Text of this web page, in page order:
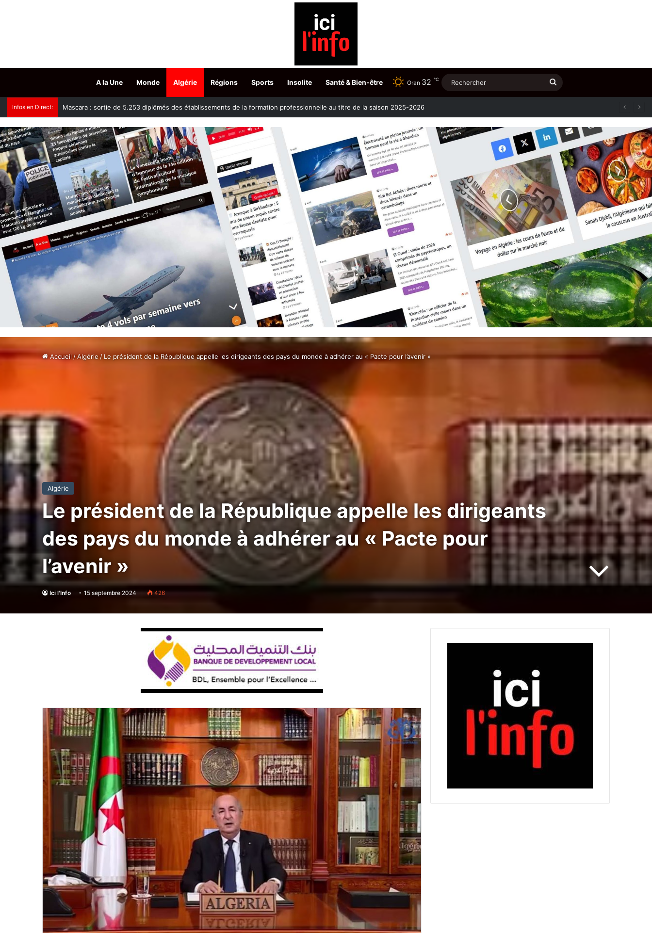
A la Une Monde Algérie Régions Sports Insolite Santé & Bien-être Oran 32 ℃ Rechercher
Infos en Direct: Tissemsilt : plus de 15.500 têtes d’ovins vaccinés contre la clavelée
Accueil/Algérie /Le président de la République appelle les dirigeants des pays du monde à adhérer au « Pacte pour l’avenir »
Algérie
Le président de la République appelle les dirigeants
des pays du monde à adhérer au « Pacte pour
l’avenir »
Ici l'Info 15 septembre 2024 426